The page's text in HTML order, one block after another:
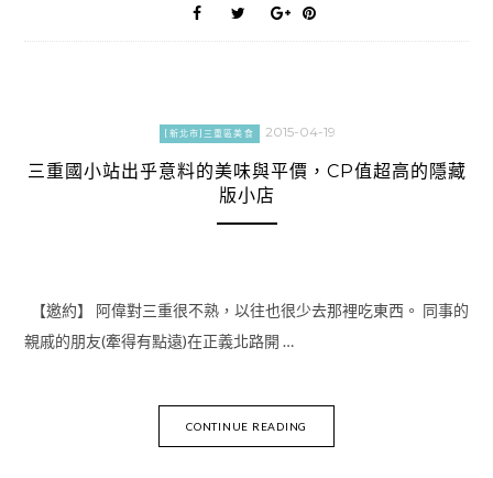
[新北市]三重區美食 2015-04-19
三重國小站出乎意料的美味與平價，CP值超高的隱藏
版小店
【邀約】 阿偉對三重很不熟，以往也很少去那裡吃東西。 同事的
親戚的朋友(牽得有點遠)在正義北路開 …
CONTINUE READING